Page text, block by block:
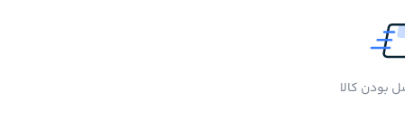
بودن کالا